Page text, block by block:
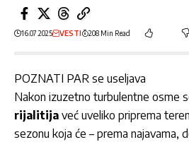
16.07.2025 VESTI 208 Min Read
POZNATI PAR se useljava
Nakon izuzetno turbulentne osme
rijalitija već uveliko priprema
sezonu koja će – prema najavama,